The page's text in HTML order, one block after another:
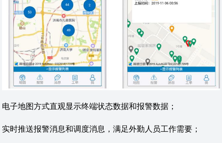
电子地图方式直观显示终端状态数据和报警数据；
实时推送报警消息和调度消息，满足外勤人员工作需要；